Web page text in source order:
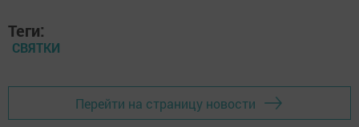
Теги:
СВЯТКИ
Перейти на страницу новости